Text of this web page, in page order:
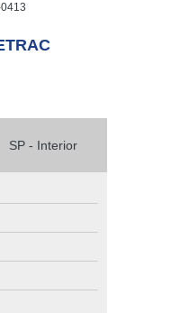
SP - Interior